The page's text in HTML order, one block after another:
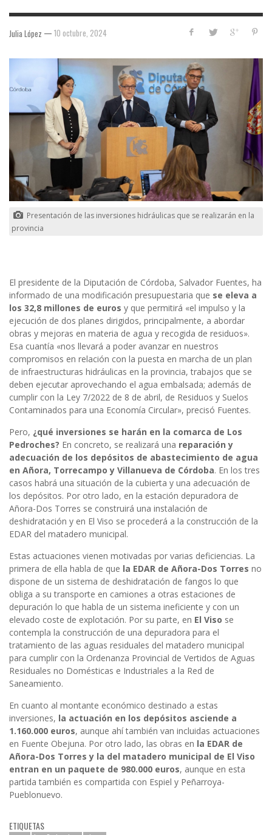
Julia López — 10 octubre, 2024
Presentación de las inversiones hidráulicas que se realizarán en la
provincia
El presidente de la Diputación de Córdoba, Salvador Fuentes, ha
informado de una modificación presupuestaria que se eleva a
los 32,8 millones de euros y que permitirá «el impulso y la
ejecución de dos planes dirigidos, principalmente, a abordar
obras y mejoras en materia de agua y recogida de residuos».
Esa cuantía «nos llevará a poder avanzar en nuestros
compromisos en relación con la puesta en marcha de un plan
de infraestructuras hidráulicas en la provincia, trabajos que se
deben ejecutar aprovechando el agua embalsada; además de
cumplir con la Ley 7/2022 de 8 de abril, de Residuos y Suelos
Contaminados para una Economía Circular», precisó Fuentes.
Pero, ¿qué inversiones se harán en la comarca de Los
Pedroches? En concreto, se realizará una reparación y
adecuación de los depósitos de abastecimiento de agua
en Añora, Torrecampo y Villanueva de Córdoba. En los tres
casos habrá una situación de la cubierta y una adecuación de
los depósitos. Por otro lado, en la estación depuradora de
Añora-Dos Torres se construirá una instalación de
deshidratación y en El Viso se procederá a la construcción de la
EDAR del matadero municipal.
Estas actuaciones vienen motivadas por varias deficiencias. La
primera de ella habla de que la EDAR de Añora-Dos Torres no
dispone de un sistema de deshidratación de fangos lo que
obliga a su transporte en camiones a otras estaciones de
depuración lo que habla de un sistema ineficiente y con un
elevado coste de explotación. Por su parte, en El Viso se
contempla la construcción de una depuradora para el
tratamiento de las aguas residuales del matadero municipal
para cumplir con la Ordenanza Provincial de Vertidos de Aguas
Residuales no Domésticas e Industriales a la Red de
Saneamiento.
En cuanto al montante económico destinado a estas
inversiones, la actuación en los depósitos asciende a
1.160.000 euros, aunque ahí también van incluidas actuaciones
en Fuente Obejuna. Por otro lado, las obras en la EDAR de
Añora-Dos Torres y la del matadero municipal de El Viso
entran en un paquete de 980.000 euros, aunque en esta
partida también es compartida con Espiel y Peñarroya-
Pueblonuevo.
ETIQUETAS